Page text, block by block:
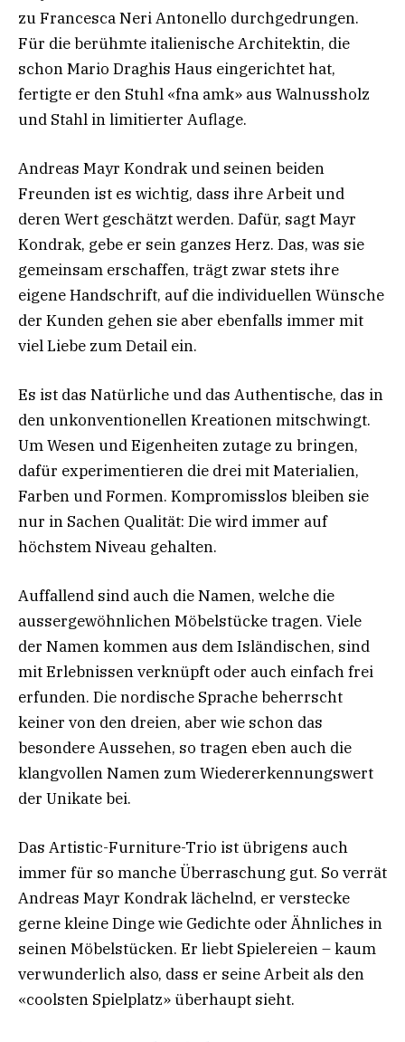
zu Francesca Neri Antonello durchgedrungen.
Für die berühmte italienische Architektin, die
schon Mario Draghis Haus eingerichtet hat,
fertigte er den Stuhl «fna amk» aus Walnussholz
und Stahl in limitierter Auflage.
Andreas Mayr Kondrak und seinen beiden
Freunden ist es wichtig, dass ihre Arbeit und
deren Wert geschätzt werden. Dafür, sagt Mayr
Kondrak, gebe er sein ganzes Herz. Das, was sie
gemeinsam erschaffen, trägt zwar stets ihre
eigene Handschrift, auf die individuellen Wünsche
der Kunden gehen sie aber ebenfalls immer mit
viel Liebe zum Detail ein.
Es ist das Natürliche und das Authentische, das in
den unkonventionellen Kreationen mitschwingt.
Um Wesen und Eigenheiten zutage zu bringen,
dafür experimentieren die drei mit Materialien,
Farben und Formen. Kompromisslos bleiben sie
nur in Sachen Qualität: Die wird immer auf
höchstem Niveau gehalten.
Auffallend sind auch die Namen, welche die
aussergewöhnlichen Möbelstücke tragen. Viele
der Namen kommen aus dem Isländischen, sind
mit Erlebnissen verknüpft oder auch einfach frei
erfunden. Die nordische Sprache beherrscht
keiner von den dreien, aber wie schon das
besondere Aussehen, so tragen eben auch die
klangvollen Namen zum Wiedererkennungswert
der Unikate bei.
Das Artistic-Furniture-Trio ist übrigens auch
immer für so manche Überraschung gut. So verrät
Andreas Mayr Kondrak lächelnd, er verstecke
gerne kleine Dinge wie Gedichte oder Ähnliches in
seinen Möbelstücken. Er liebt Spielereien – kaum
verwunderlich also, dass er seine Arbeit als den
«coolsten Spielplatz» überhaupt sieht.